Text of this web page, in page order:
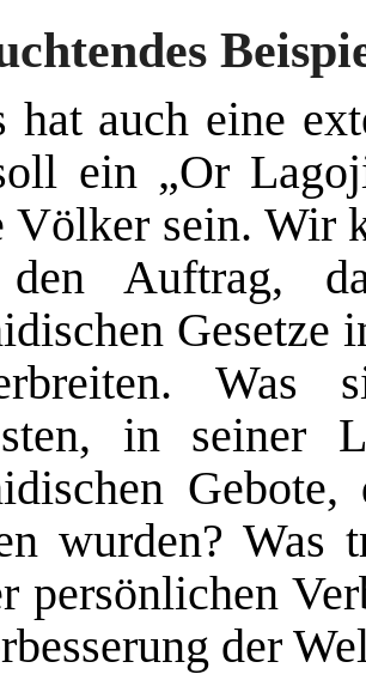
hat auch eine
ein „Or
Völker sein. Wir
Auftrag,
Gesetze
Was
in seiner
wurden? Was
persönlichen
der